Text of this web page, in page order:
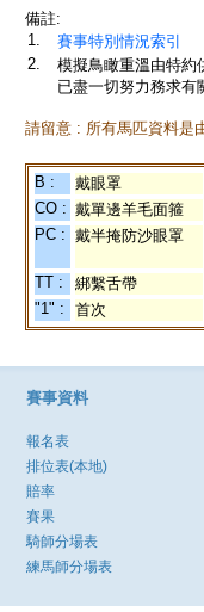
備註:
1.
賽事特別情況索引
2.
模擬鳥瞰重溫由特約
已盡一切努力務求有
請留意 : 所有馬匹資料是
B : 戴眼罩
CO : 戴單邊羊毛面箍
PC : 戴半掩防沙眼罩
TT : 綁繫舌帶
"1" :
首次
賽事資料
報名表
排位表(本地)
賠率
賽果
騎師分場表
練馬師分場表